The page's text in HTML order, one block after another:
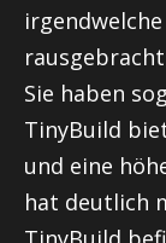
Sie haben
TinyBuild
und eine
hat deutlich